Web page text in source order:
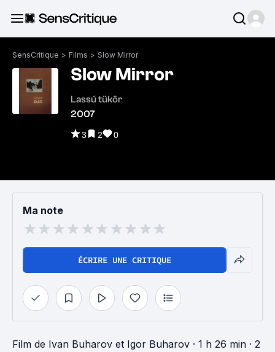
SensCritique > Films > Slow Mirror
Slow Mirror
Lassú tükör
2007
3 2 0
Ma note
ÉCRIRE UNE CRITIQUE
Film de Ivan Buharov et Igor Buharov · 1 h 26 min · 2